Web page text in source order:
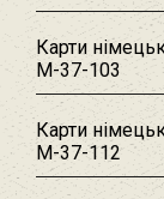
Карти
M-37-103
Карти
M-37-112